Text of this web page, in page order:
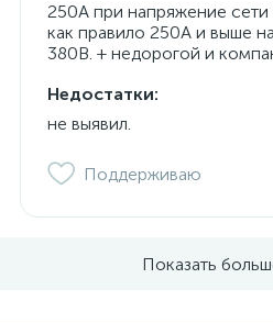
250А при напряжение сети
как правило 250А и выше
380В. + недорогой и
Недостатки:
не выявил.
Поддерживаю
Показать